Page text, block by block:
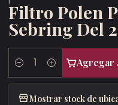
Filtro Polen
Sebring Del
Cantidad
Agregar
Mostrar stock de